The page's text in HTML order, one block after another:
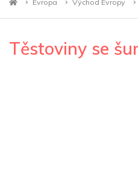
Evropa Východ Evropy
Těstoviny se